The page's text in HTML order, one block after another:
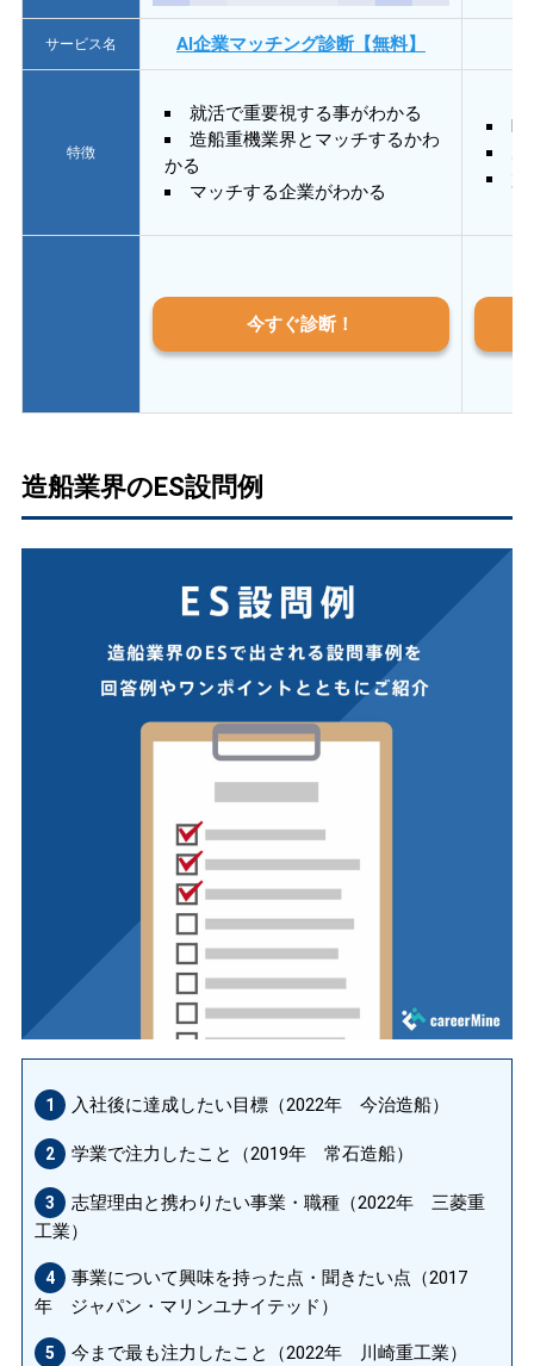
サービス名 AI企業マッチング診断【無料】
特徴
就活で重要視する事がわかる
造船重機業界とマッチするかわ
かる
マッチする企業がわかる
質
今すぐ診断！
造船業界のES設問例
1 入社後に達成したい目標（2022年 今治造船）
2 学業で注力したこと（2019年 常石造船）
3
志望理由と携わりたい事業・職種（2022年 三菱重
工業）
4
事業について興味を持った点・聞きたい点（2017
年 ジャパン・マリンユナイテッド）
5 今まで最も注力したこと（2022年 川崎重工業）